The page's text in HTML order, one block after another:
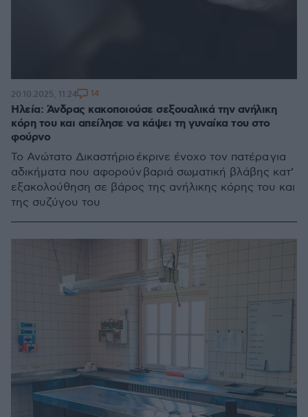
Ηλεία: Άνδρας κακοποιούσε σεξουαλικά την ανήλικη
κόρη του και απείλησε να κάψει τη γυναίκα του στο
φούρνο
Το Ανώτατο Δικαστήριο έκρινε ένοχο τον πατέρα για
αδικήματα που αφορούν βαριά σωματική βλάβης κατ’
εξακολούθηση σε βάρος της ανήλικης κόρης του και
της συζύγου του
20.10.2025, 11:24 14